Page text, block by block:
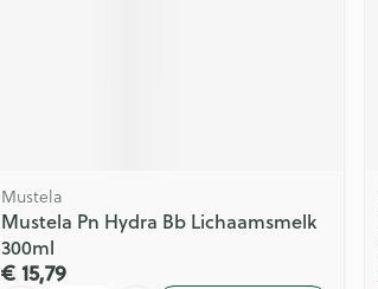
Mustela
Mustela Pn Hydra Bb Lichaamsmelk
300ml
€ 15,79